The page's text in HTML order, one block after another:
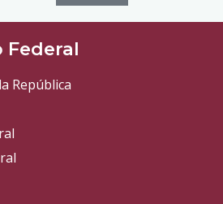
Federal
República